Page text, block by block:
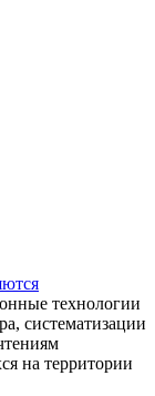
технологии
систематизации
на территории